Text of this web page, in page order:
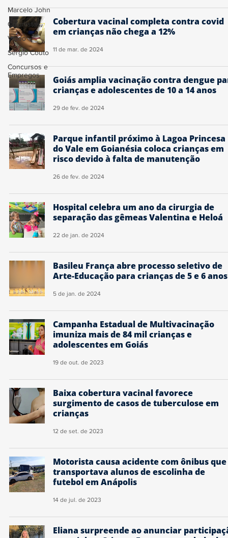
Marcelo John
Colunistas
Vídeo
Sérgio Couto
Concursos e
Empregos
Cobertura vacinal completa contra covid
em crianças não chega a 12%
11 de mar. de 2024
Goiás amplia vacinação contra dengue
crianças e adolescentes de 10 a 14 anos
29 de fev. de 2024
Parque infantil próximo à Lagoa Princesa
do Vale em Goianésia coloca crianças em
risco devido à falta de manutenção
26 de fev. de 2024
Hospital celebra um ano da cirurgia de
separação das gêmeas Valentina e Heloá
22 de jan. de 2024
Basileu França abre processo seletivo de
Arte-Educação para crianças de 5 e 6 anos
5 de jan. de 2024
Campanha Estadual de Multivacinação
imuniza mais de 84 mil crianças e
adolescentes em Goiás
19 de out. de 2023
Baixa cobertura vacinal favorece
surgimento de casos de tuberculose em
crianças
12 de set. de 2023
Motorista causa acidente com ônibus que
transportava alunos de escolinha de
futebol em Anápolis
14 de jul. de 2023
Eliana surpreende ao anunciar